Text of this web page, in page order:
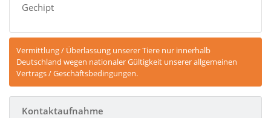
Gechipt
Vermittlung / Überlassung unserer Tiere nur innerhalb
Deutschland wegen nationaler Gültigkeit unserer allgemeinen
Vertrags / Geschäftsbedingungen.
Kontaktaufnahme